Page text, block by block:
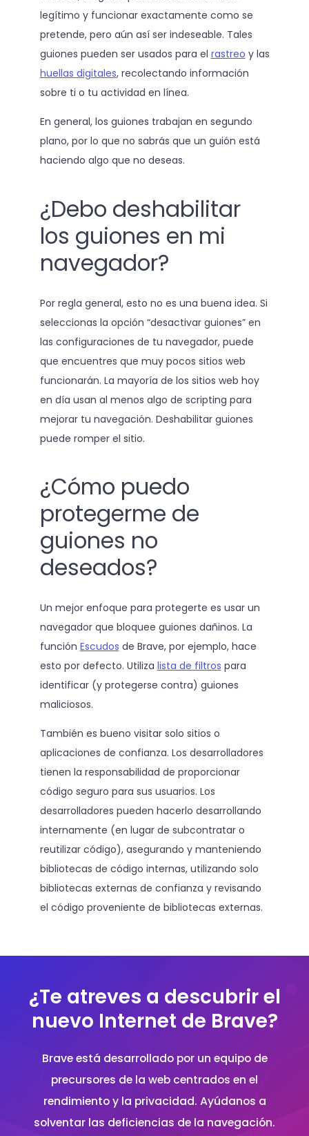
legítimo y funcionar exactamente como se
pretende, pero aún así ser indeseable. Tales
guiones pueden ser usados para el rastreo y las
huellas digitales, recolectando información
sobre ti o tu actividad en línea.
En general, los guiones trabajan en segundo
plano, por lo que no sabrás que un guión está
haciendo algo que no deseas.
¿Debo deshabilitar
los guiones en mi
navegador?
Por regla general, esto no es una buena idea. Si
seleccionas la opción “desactivar guiones” en
las configuraciones de tu navegador, puede
que encuentres que muy pocos sitios web
funcionarán. La mayoría de los sitios web hoy
en día usan al menos algo de scripting para
mejorar tu navegación. Deshabilitar guiones
puede romper el sitio.
¿Cómo puedo
protegerme de
guiones no
deseados?
Un mejor enfoque para protegerte es usar un
navegador que bloquee guiones dañinos. La
función Escudos de Brave, por ejemplo, hace
esto por defecto. Utiliza lista de filtros para
identificar (y protegerse contra) guiones
maliciosos.
También es bueno visitar solo sitios o
aplicaciones de confianza. Los desarrolladores
tienen la responsabilidad de proporcionar
código seguro para sus usuarios. Los
desarrolladores pueden hacerlo desarrollando
internamente (en lugar de subcontratar o
reutilizar código), asegurando y manteniendo
bibliotecas de código internas, utilizando solo
bibliotecas externas de confianza y revisando
el código proveniente de bibliotecas externas.
¿Te atreves a descubrir el
nuevo Internet de Brave?
Brave está desarrollado por un equipo de
precursores de la web centrados en el
rendimiento y la privacidad. Ayúdanos a
solventar las deficiencias de la navegación.